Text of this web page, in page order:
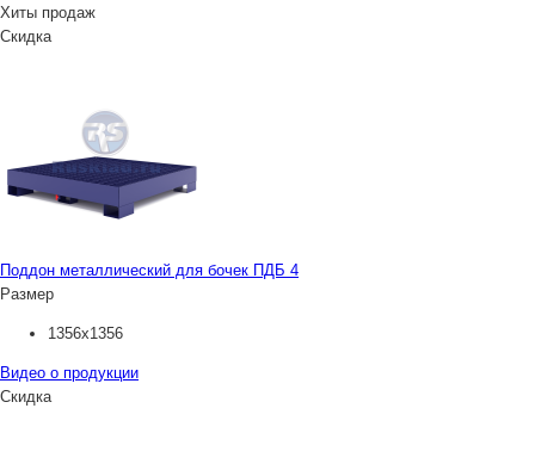
Хиты продаж
Скидка
Поддон металлический для бочек ПДБ 4
Размер
1356х1356
Видео о продукции
Скидка